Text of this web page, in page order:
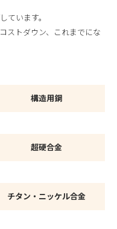
ています。
ストダウン、これまでにな
構造用鋼
超硬合金
チタン・ニッケル合金